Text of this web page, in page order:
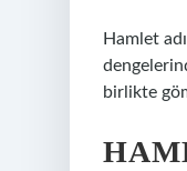
Hamlet
birlikte